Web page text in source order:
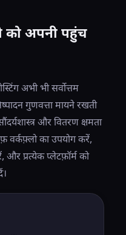
को अपनी पहुंच
अभी भी सर्वोत्तम
गुणवत्ता मायने रखती
और वितरण क्षमता
वर्कफ़्लो का उपयोग करें,
और प्रत्येक प्लेटफ़ॉर्म को